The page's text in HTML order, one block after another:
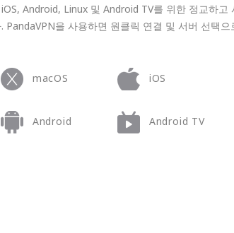
Android, Linux 및 Android TV를 위한 정교하고
PandaVPN을 사용하면 원클릭 연결 및 서버 선택으
macOS iOS
Android Android TV